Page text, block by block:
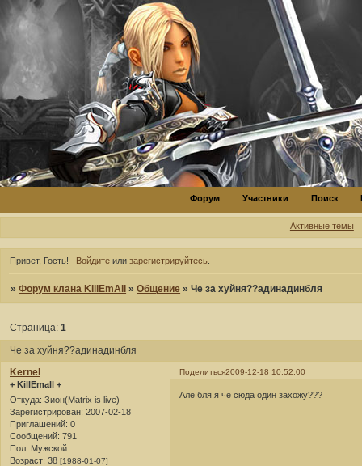
Форум Участники Поиск
Активные темы
Привет, Гость! Войдитеили зарегистрируйтесь.
»Форум клана KillEmAll »Общение »Че за хуйня??адинадинбля
Че за хуйня??адинадинбля
Страница:1
Поделиться2009-12-18 10:52:00
Kernel
+ KillEmall +
Откуда: Зион(Matrix is live)
Зарегистрирован: 2007-02-18
Приглашений: 0
Сообщений: 791
Пол: Мужской
Возраст: 38 [1988-01-07]
Алё бля,я че сюда один захожу???